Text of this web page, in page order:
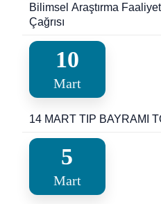
Bilimsel Araştırma
Çağrısı
10
Mart
14 MART TIP BAYRAMI
5
Mart